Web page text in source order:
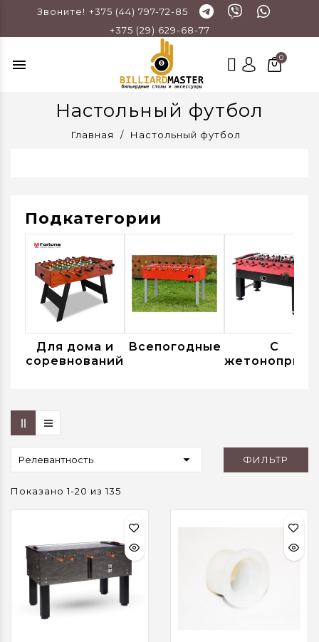
Звоните! +375 (44) 797-72-85
+375 (29) 629-68-77
menu
Настольный футбол
Главная Настольный футбол
Подкатегории
Для дома и
соревнований
Всепогодные
С
Релевантность  ФИЛЬТР
Показано 1-20 из 135